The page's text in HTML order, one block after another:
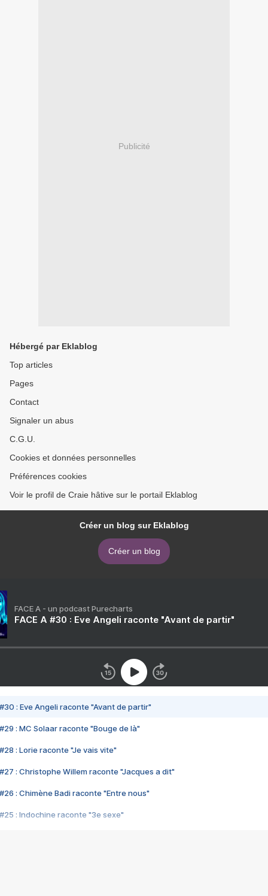
Publicité
Hébergé par Eklablog
Top articles
Pages
Contact
Signaler un abus
C.G.U.
Cookies et données personnelles
Préférences cookies
Voir le profil de Craie hâtive sur le portail Eklablog
Créer un blog sur Eklablog
Créer un blog
FACE A - un podcast Purecharts
FACE A #30 : Eve Angeli raconte "Avant de partir"
#30 : Eve Angeli raconte "Avant de partir"
#29 : MC Solaar raconte "Bouge de là"
#28 : Lorie raconte "Je vais vite"
#27 : Christophe Willem raconte "Jacques a dit"
#26 : Chimène Badi raconte "Entre nous"
#25 : Indochine raconte "3e sexe"